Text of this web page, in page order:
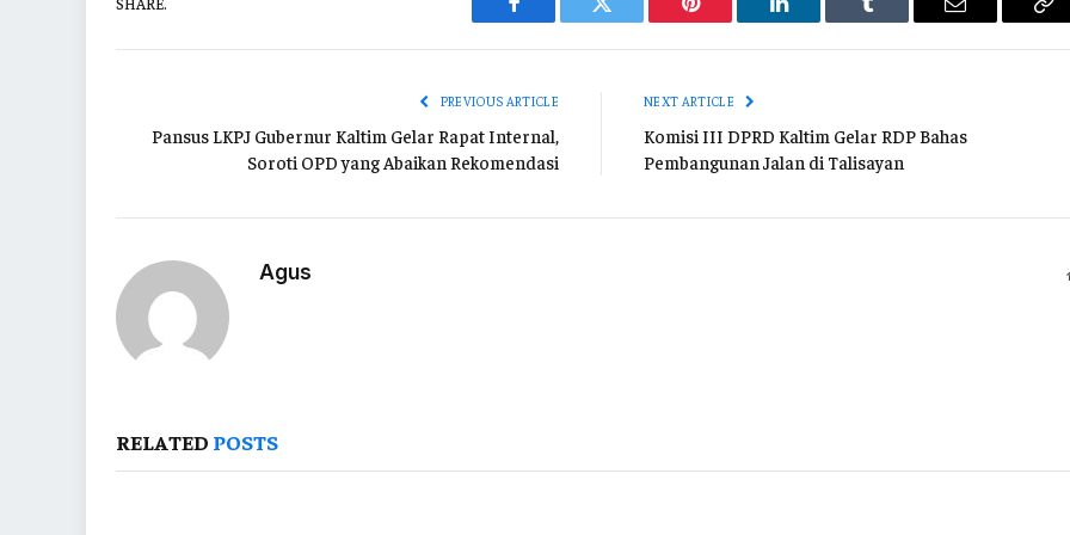
Facebook Twitter Pinterest LinkedIn Tumblr Email
PREVIOUS ARTICLE
Pansus LKPJ Gubernur Kaltim Gelar Rapat Internal,
Soroti OPD yang Abaikan Rekomendasi
NEXT ARTICLE
Komisi III DPRD Kaltim Gelar RDP Bahas
Pembangunan Jalan di Talisayan
Agus
RELATED POSTS